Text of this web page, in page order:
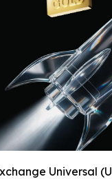
Universal